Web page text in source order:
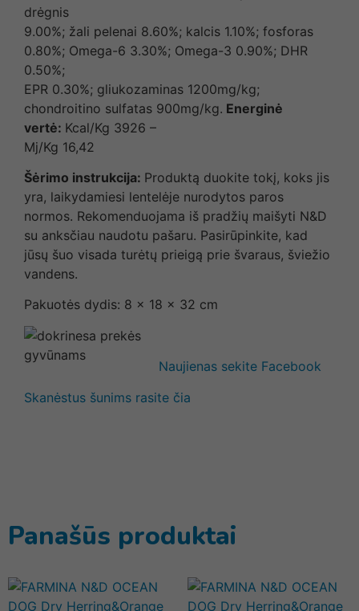
drėgnis
9.00%; žali pelenai 8.60%; kalcis 1.10%; fosforas
0.80%; Omega-6 3.30%; Omega-3 0.90%; DHR
0.50%;
EPR 0.30%; gliukozaminas 1200mg/kg;
chondroitino sulfatas 900mg/kg. Energinė
vertė: Kcal/Kg 3926 –
Mj/Kg 16,42
Šėrimo instrukcija: Produktą duokite tokį, koks jis
yra, laikydamiesi lentelėje nurodytos paros
normos. Rekomenduojama iš pradžių maišyti N&D
su anksčiau naudotu pašaru. Pasirūpinkite, kad
jūsų šuo visada turėtų prieigą prie švaraus, šviežio
vandens.
Pakuotės dydis: 8 x 18 x 32 cm
Naujienas sekite Facebook
Skanėstus šunims rasite čia
Panašūs produktai